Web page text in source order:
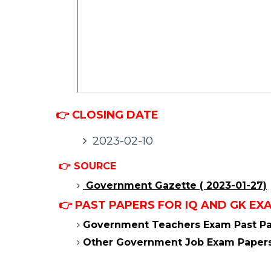
👉 CLOSING DATE
2023-02-10
👉 SOURCE
Government Gazette ( 2023-01-27)
👉 PAST PAPERS FOR IQ AND GK
Government Teachers Exam Past
Other Government Job Exam